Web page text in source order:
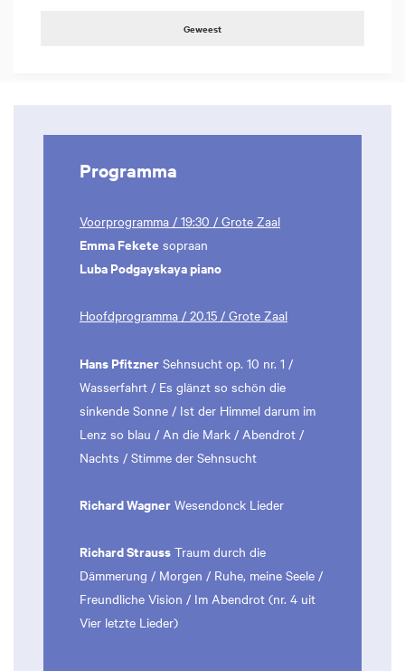
Geweest
Programma
Voorprogramma / 19:30 / Grote Zaal
Emma Fekete sopraan
Luba Podgayskaya piano
Hoofdprogramma / 20.15 / Grote Zaal
Hans Pfitzner Sehnsucht op. 10 nr. 1 /
Wasserfahrt / Es glänzt so schön die
sinkende Sonne / Ist der Himmel darum im
Lenz so blau / An die Mark / Abendrot /
Nachts / Stimme der Sehnsucht
Richard Wagner Wesendonck Lieder
Richard Strauss Traum durch die
Dämmerung / Morgen / Ruhe, meine Seele /
Freundliche Vision / Im Abendrot (nr. 4 uit
Vier letzte Lieder)